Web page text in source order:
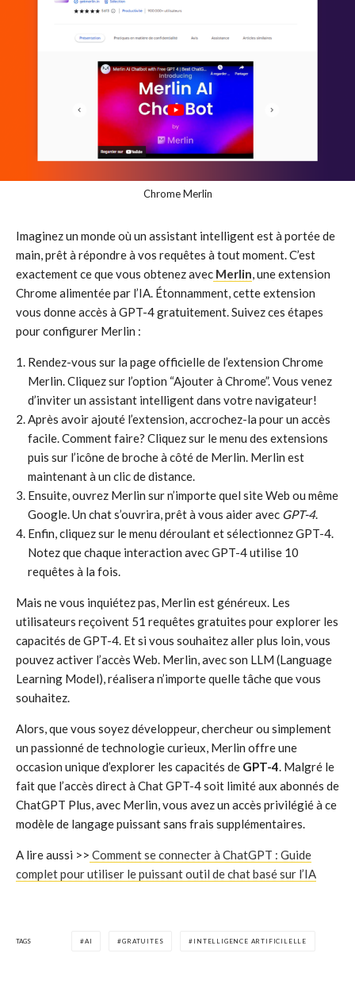
Chrome Merlin
Imaginez un monde où un assistant intelligent est à portée de
main, prêt à répondre à vos requêtes à tout moment. C’est
exactement ce que vous obtenez avec Merlin, une extension
Chrome alimentée par l’IA. Étonnamment, cette extension
vous donne accès à GPT-4 gratuitement. Suivez ces étapes
pour configurer Merlin :
Rendez-vous sur la page officielle de l’extension Chrome
Merlin. Cliquez sur l’option “Ajouter à Chrome”. Vous venez
d’inviter un assistant intelligent dans votre navigateur!
Après avoir ajouté l’extension, accrochez-la pour un accès
facile. Comment faire? Cliquez sur le menu des extensions
puis sur l’icône de broche à côté de Merlin. Merlin est
maintenant à un clic de distance.
Ensuite, ouvrez Merlin sur n’importe quel site Web ou même
Google. Un chat s’ouvrira, prêt à vous aider avec GPT-4.
Enfin, cliquez sur le menu déroulant et sélectionnez GPT-4.
Notez que chaque interaction avec GPT-4 utilise 10
requêtes à la fois.
Mais ne vous inquiétez pas, Merlin est généreux. Les
utilisateurs reçoivent 51 requêtes gratuites pour explorer les
capacités de GPT-4. Et si vous souhaitez aller plus loin, vous
pouvez activer l’accès Web. Merlin, avec son LLM (Language
Learning Model), réalisera n’importe quelle tâche que vous
souhaitez.
Alors, que vous soyez développeur, chercheur ou simplement
un passionné de technologie curieux, Merlin offre une
occasion unique d’explorer les capacités de GPT-4. Malgré le
fait que l’accès direct à Chat GPT-4 soit limité aux abonnés de
ChatGPT Plus, avec Merlin, vous avez un accès privilégié à ce
modèle de langage puissant sans frais supplémentaires.
A lire aussi >> Comment se connecter à ChatGPT : Guide
complet pour utiliser le puissant outil de chat basé sur l’IA
TAGS AI GRATUITES INTELLIGENCE ARTIFICILELLE